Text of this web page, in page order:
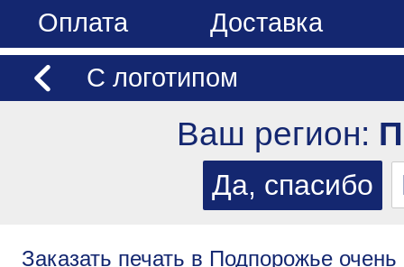
Оплата
Доставка
С логотипом
Ваш регион:
Заказать печать в Подпорожье очень